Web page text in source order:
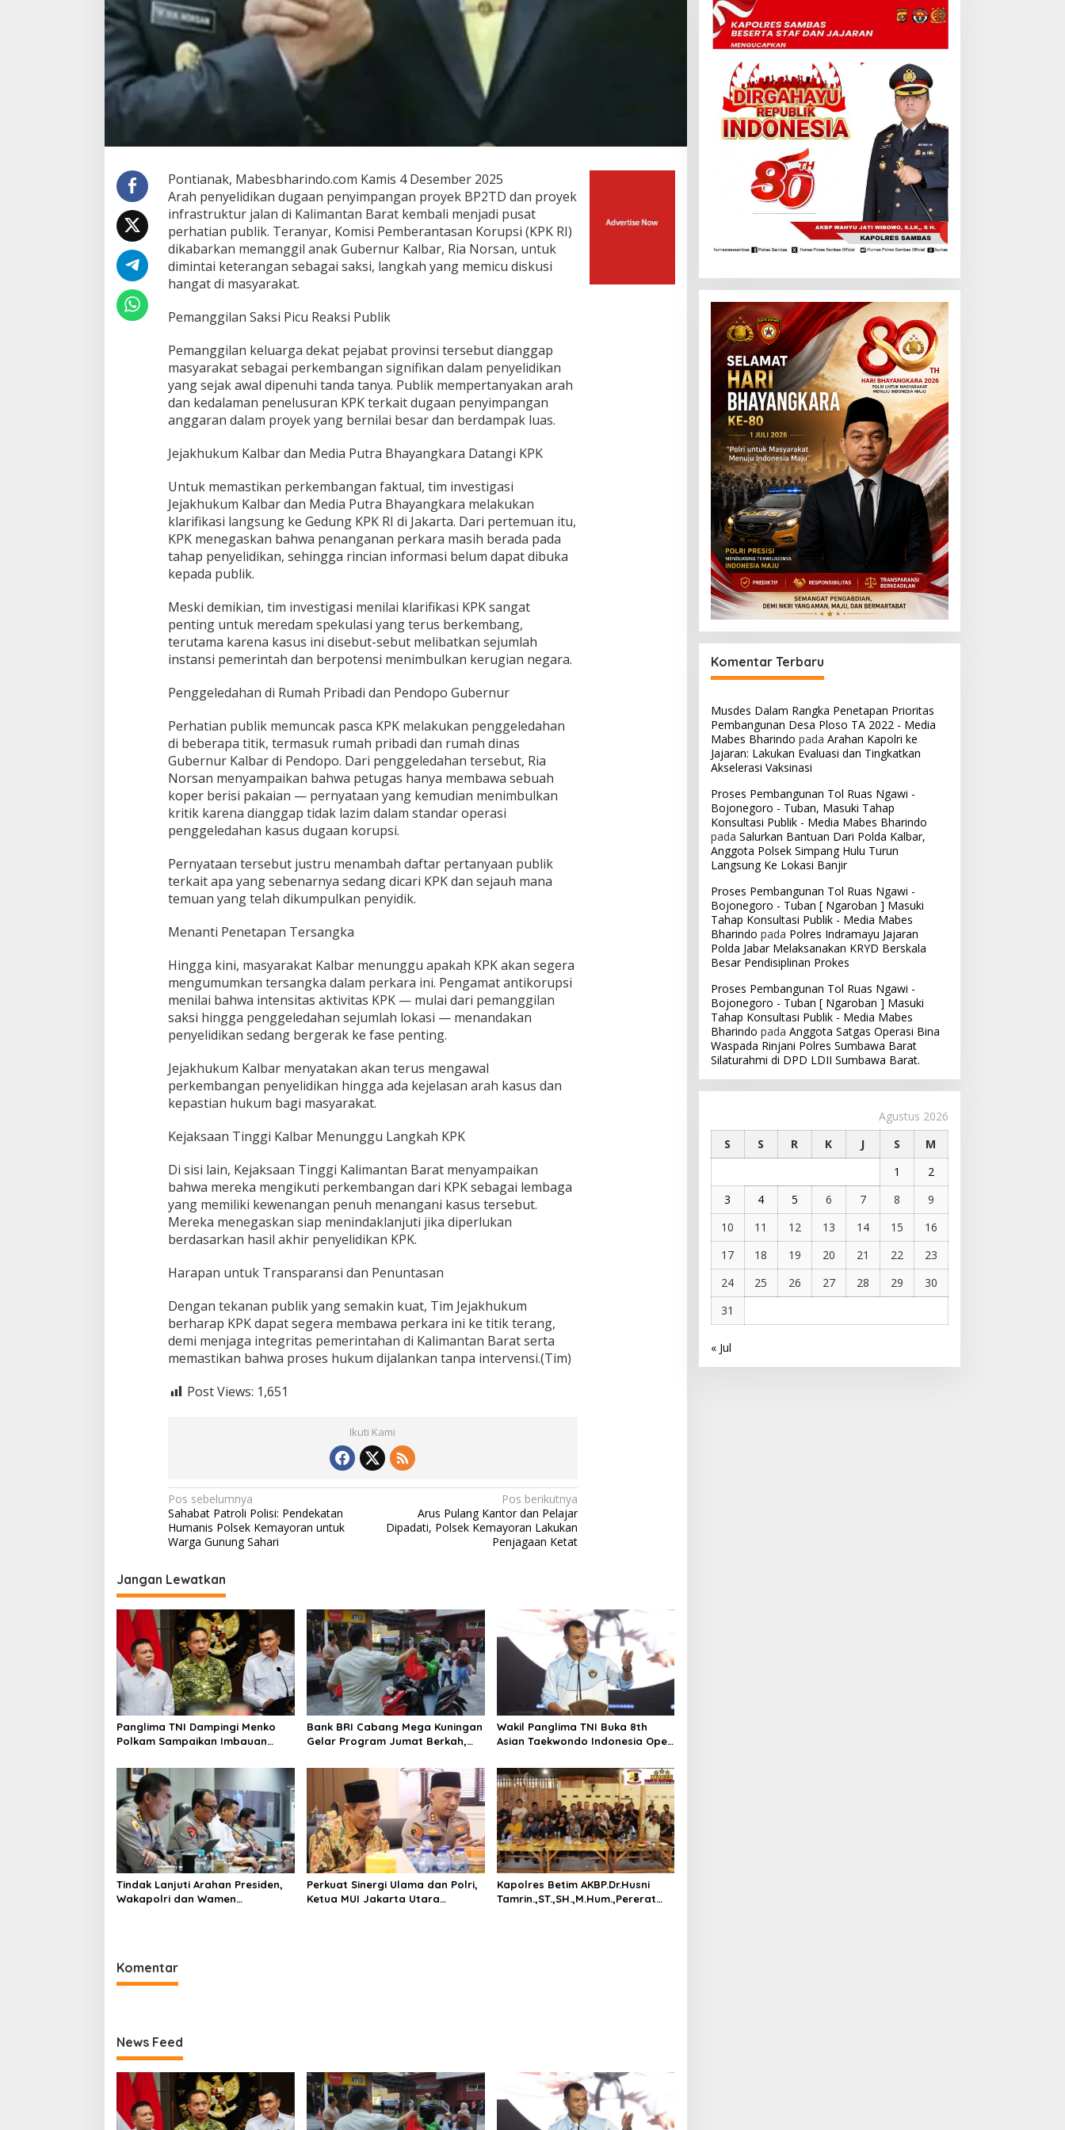
n
n
a
a
d
a
R
a
N
o
s
Pontianak, Mabesbharindo.com Kamis 4 Desember 2025
Arah penyelidikan dugaan penyimpangan proyek BP2TD dan proyek
infrastruktur jalan di Kalimantan Barat kembali menjadi pusat
perhatian publik. Teranyar, Komisi Pemberantasan Korupsi (KPK RI)
dikabarkan memanggil anak Gubernur Kalbar, Ria Norsan, untuk
dimintai keterangan sebagai saksi, langkah yang memicu diskusi
hangat di masyarakat.
Pemanggilan Saksi Picu Reaksi Publik
Pemanggilan keluarga dekat pejabat provinsi tersebut dianggap
masyarakat sebagai perkembangan signifikan dalam penyelidikan
yang sejak awal dipenuhi tanda tanya. Publik mempertanyakan arah
dan kedalaman penelusuran KPK terkait dugaan penyimpangan
anggaran dalam proyek yang bernilai besar dan berdampak luas.
Jejakhukum Kalbar dan Media Putra Bhayangkara Datangi KPK
Untuk memastikan perkembangan faktual, tim investigasi
Jejakhukum Kalbar dan Media Putra Bhayangkara melakukan
klarifikasi langsung ke Gedung KPK RI di Jakarta. Dari pertemuan itu,
KPK menegaskan bahwa penanganan perkara masih berada pada
tahap penyelidikan, sehingga rincian informasi belum dapat dibuka
kepada publik.
Meski demikian, tim investigasi menilai klarifikasi KPK sangat
penting untuk meredam spekulasi yang terus berkembang,
terutama karena kasus ini disebut-sebut melibatkan sejumlah
instansi pemerintah dan berpotensi menimbulkan kerugian negara.
Penggeledahan di Rumah Pribadi dan Pendopo Gubernur
Perhatian publik memuncak pasca KPK melakukan penggeledahan
di beberapa titik, termasuk rumah pribadi dan rumah dinas
Gubernur Kalbar di Pendopo. Dari penggeledahan tersebut, Ria
Norsan menyampaikan bahwa petugas hanya membawa sebuah
koper berisi pakaian — pernyataan yang kemudian menimbulkan
kritik karena dianggap tidak lazim dalam standar operasi
penggeledahan kasus dugaan korupsi.
Pernyataan tersebut justru menambah daftar pertanyaan publik
terkait apa yang sebenarnya sedang dicari KPK dan sejauh mana
temuan yang telah dikumpulkan penyidik.
Menanti Penetapan Tersangka
Hingga kini, masyarakat Kalbar menunggu apakah KPK akan segera
mengumumkan tersangka dalam perkara ini. Pengamat antikorupsi
menilai bahwa intensitas aktivitas KPK — mulai dari pemanggilan
saksi hingga penggeledahan sejumlah lokasi — menandakan
penyelidikan sedang bergerak ke fase penting.
Jejakhukum Kalbar menyatakan akan terus mengawal
perkembangan penyelidikan hingga ada kejelasan arah kasus dan
kepastian hukum bagi masyarakat.
Kejaksaan Tinggi Kalbar Menunggu Langkah KPK
Di sisi lain, Kejaksaan Tinggi Kalimantan Barat menyampaikan
bahwa mereka mengikuti perkembangan dari KPK sebagai lembaga
yang memiliki kewenangan penuh menangani kasus tersebut.
Mereka menegaskan siap menindaklanjuti jika diperlukan
berdasarkan hasil akhir penyelidikan KPK.
Harapan untuk Transparansi dan Penuntasan
Dengan tekanan publik yang semakin kuat, Tim Jejakhukum
berharap KPK dapat segera membawa perkara ini ke titik terang,
demi menjaga integritas pemerintahan di Kalimantan Barat serta
memastikan bahwa proses hukum dijalankan tanpa intervensi.(Tim)
Post Views: 1,651
Ikuti Kami
N
a
v
i
g
a
s
p
o
s
Pos sebelumnya
Sahabat Patroli Polisi: Pendekatan
Humanis Polsek Kemayoran untuk
Warga Gunung Sahari
Pos berikutnya
Arus Pulang Kantor dan Pelajar
Dipadati, Polsek Kemayoran Lakukan
Penjagaan Ketat
Jangan Lewatkan
Panglima TNI Dampingi Menko
Polkam Sampaikan Imbauan
Bank BRI Cabang Mega Kuningan
Gelar Program Jumat Berkah,
Berbagai
Wakil Panglima TNI Buka 8th
Asian Taekwondo Indonesia Open
Tindak Lanjuti Arahan Presiden,
Wakapolri dan Wamen
Perkuat Sinergi Ulama dan Polri,
Ketua MUI Jakarta Utara
Kapolres Betim AKBP.Dr.Husni
Tamrin.,ST.,SH.,M.Hum.,Pererat
Komentar
News Feed
Komentar Terbaru
Musdes Dalam Rangka Penetapan Prioritas
Pembangunan Desa Ploso TA 2022 - Media
Mabes Bharindo pada Arahan Kapolri ke
Jajaran: Lakukan Evaluasi dan Tingkatkan
Akselerasi Vaksinasi
Proses Pembangunan Tol Ruas Ngawi -
Bojonegoro - Tuban, Masuki Tahap
Konsultasi Publik - Media Mabes Bharindo
pada Salurkan Bantuan Dari Polda Kalbar,
Anggota Polsek Simpang Hulu Turun
Langsung Ke Lokasi Banjir
Proses Pembangunan Tol Ruas Ngawi -
Bojonegoro - Tuban [ Ngaroban ] Masuki
Tahap Konsultasi Publik - Media Mabes
Bharindo pada Polres Indramayu Jajaran
Polda Jabar Melaksanakan KRYD Berskala
Besar Pendisiplinan Prokes
Proses Pembangunan Tol Ruas Ngawi -
Bojonegoro - Tuban [ Ngaroban ] Masuki
Tahap Konsultasi Publik - Media Mabes
Bharindo pada Anggota Satgas Operasi Bina
Waspada Rinjani Polres Sumbawa Barat
Silaturahmi di DPD LDII Sumbawa Barat.
Agustus 2026
S
S R K J S
M
1
2
3
4 5 6 7 8
9
10
11 12 13 14 15
16
17
18 19 20 21 22
23
24
25 26 27 28 29
30
31
« Jul